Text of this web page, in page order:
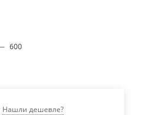
600
Нашли дешевле?